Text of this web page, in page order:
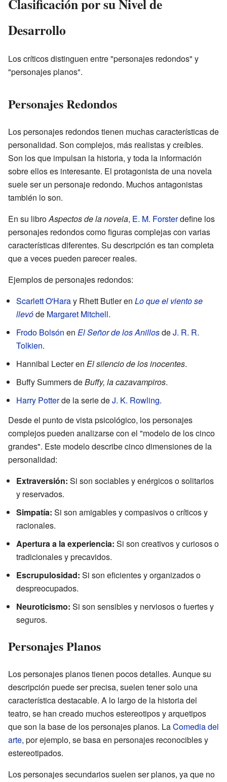
Clasificación por su Nivel de
Desarrollo
Los críticos distinguen entre "personajes redondos" y
"personajes planos".
Personajes Redondos
Los personajes redondos tienen muchas características de
personalidad. Son complejos, más realistas y creíbles.
Son los que impulsan la historia, y toda la información
sobre ellos es interesante. El protagonista de una novela
suele ser un personaje redondo. Muchos antagonistas
también lo son.
En su libroAspectos de la novela, E. M. Forsterdefine los
personajes redondos como figuras complejas con varias
características diferentes. Su descripción es tan completa
que a veces pueden parecer reales.
Ejemplos de personajes redondos:
Scarlett O'Haray Rhett Butler en Lo que el viento se
llevóde Margaret Mitchell.
Frodo Bolsón en El Señor de los AnillosdeJ. R. R.
Tolkien.
Hannibal Lecter en El silencio de los inocentes.
Buffy Summers deBuffy, la cazavampiros.
Harry Potterde la serie deJ. K. Rowling.
Desde el punto de vista psicológico, los personajes
complejos pueden analizarse con el "modelo de los cinco
grandes". Este modelo describe cinco dimensiones de la
personalidad:
Extraversión: Si son sociables y enérgicos o solitarios
y reservados.
Simpatía: Si son amigables y compasivos o críticos y
racionales.
Apertura a la experiencia: Si son creativos y curiosos o
tradicionales y precavidos.
Escrupulosidad: Si son eficientes y organizados o
despreocupados.
Neuroticismo: Si son sensibles y nerviosos o fuertes y
seguros.
Personajes Planos
Los personajes planos tienen pocos detalles. Aunque su
descripción puede ser precisa, suelen tener solo una
característica destacable. A lo largo de la historia del
teatro, se han creado muchos estereotipos y arquetipos
que son la base de los personajes planos. LaComedia del
arte, por ejemplo, se basa en personajes reconocibles y
estereotipados.
Los personajes secundarios suelen ser planos, ya que no